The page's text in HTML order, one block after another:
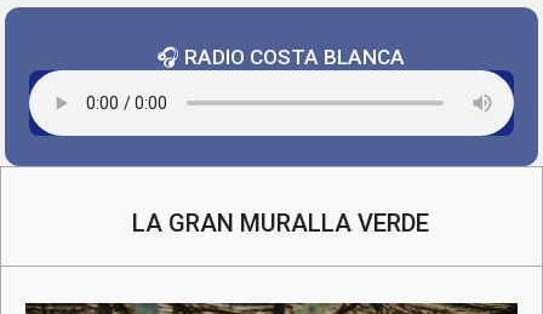
🎧 RADIO COSTA BLANCA
LA GRAN MURALLA VERDE